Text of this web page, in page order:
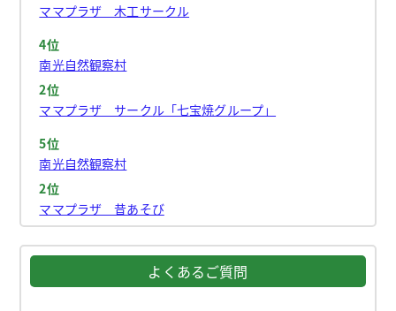
ママプラザ 木工サークル
4位
南光自然観察村
2位
ママプラザ サークル「七宝焼グループ」
5位
南光自然観察村
2位
ママプラザ 昔あそび
よくあるご質問